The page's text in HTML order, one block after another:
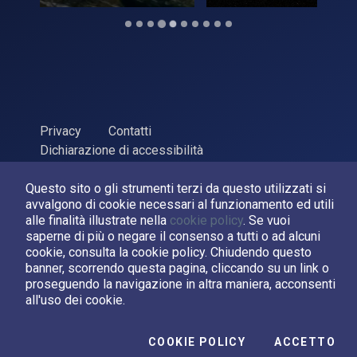
Questo sito o gli strumenti terzi da questo utilizzati si
avvalgono di cookie necessari al funzionamento ed utili
alle finalità illustrate nella cookie policy. Se vuoi
saperne di più o negare il consenso a tutti o ad alcuni
cookie, consulta la cookie policy. Chiudendo questo
banner, scorrendo questa pagina, cliccando su un link o
proseguendo la navigazione in altra maniera, acconsenti
all'uso dei cookie.
COOKIE POLICY ACCETTO
Privacy
Contatti
Dichiarazione di accessibilità
ASI Agenzia Spaziale Italiana, 2026. P.Iva 03638121008
Sviluppato daLPM
Seguici su:
Asi su Facebook
Asi su XCanale Asi su YouTube